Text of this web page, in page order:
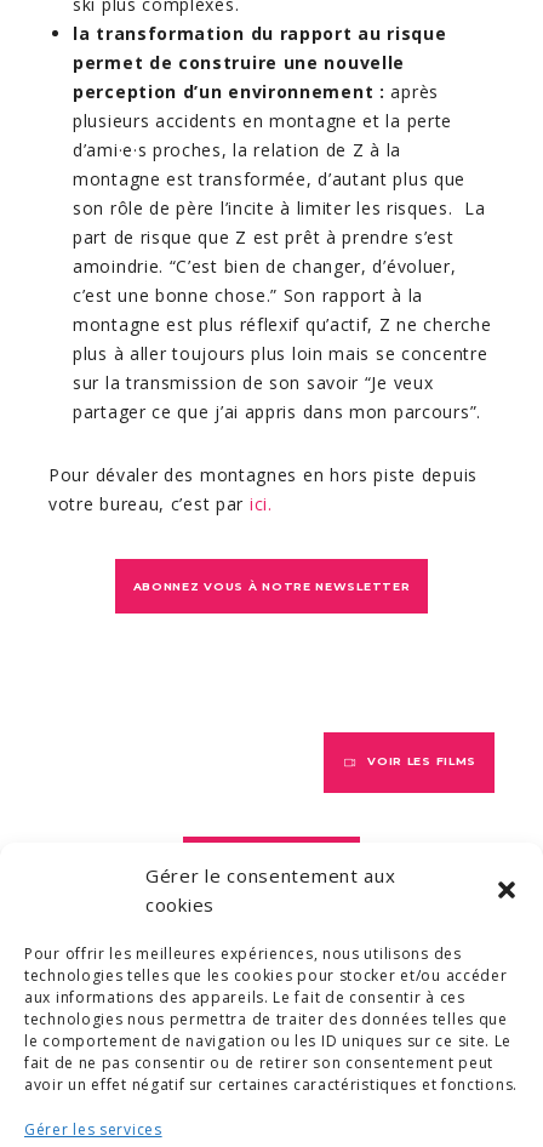
Gérer le consentement aux
cookies
Pour offrir les meilleures expériences, nous utilisons des
technologies telles que les cookies pour stocker et/ou accéder
aux informations des appareils. Le fait de consentir à ces
technologies nous permettra de traiter des données telles que
le comportement de navigation ou les ID uniques sur ce site. Le
fait de ne pas consentir ou de retirer son consentement peut
avoir un effet négatif sur certaines caractéristiques et fonctions.
Gérer les services
la transformation du rapport au risque
permet de construire une nouvelle
perception d’un environnement :après
plusieurs accidents en montagne et la perte
d’ami·e·s proches, la relation de Z à la
montagne est transformée, d’autant plus que
son rôle de père l’incite à limiter les risques. La
part de risque que Z est prêt à prendre s’est
amoindrie. “C’est bien de changer, d’évoluer,
c’est une bonne chose.” Son rapport à la
montagne est plus réflexif qu’actif, Z ne cherche
plus à aller toujours plus loin mais se concentre
sur la transmission de son savoir “Je veux
partager ce que j’ai appris dans mon parcours”.
Pour dévaler des montagnes en hors piste depuis
votre bureau, c’est par ici.
ABONNEZ VOUS À NOTRE NEWSLETTER
VOIR LES FILMS
VOIR LES PODCASTS
© COPYRIGHT 2019. DEMAIN -